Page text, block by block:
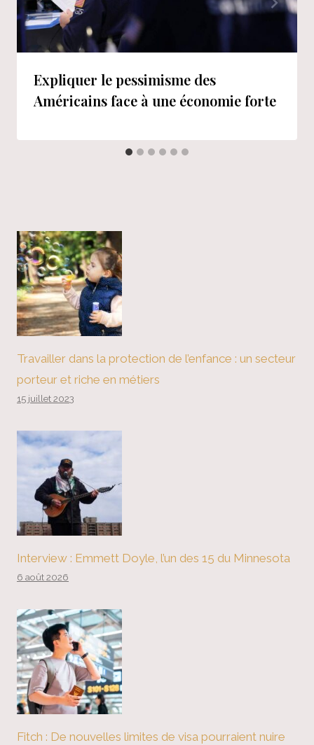
Expliquer le pessimisme des
Américains face à une économie forte
Travailler dans la protection de l’enfance : un secteur
porteur et riche en métiers
15 juillet 2023
Interview : Emmett Doyle, l’un des 15 du Minnesota
6 août 2026
Fitch : De nouvelles limites de visa pourraient nuire